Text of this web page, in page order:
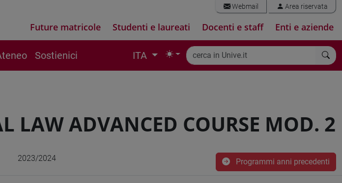
Webmail Area riservata
Future matricole Studenti e laureati Docenti e staff Enti e aziende
Sostienici ITA
LAW ADVANCED COURSE MOD. 2
2023/2024 Programmi anni precedenti